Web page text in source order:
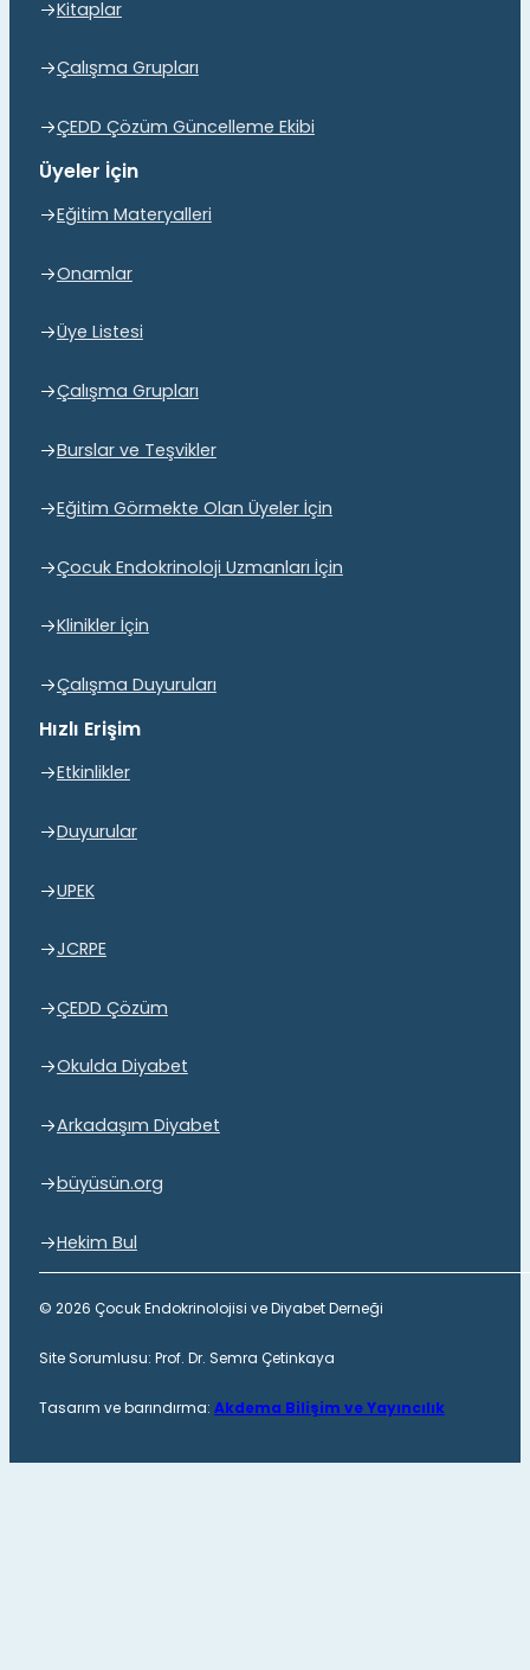
Kitaplar
Çalışma Grupları
ÇEDD Çözüm Güncelleme Ekibi
Üyeler İçin
Eğitim Materyalleri
Onamlar
Üye Listesi
Çalışma Grupları
Burslar ve Teşvikler
Eğitim Görmekte Olan Üyeler İçin
Çocuk Endokrinoloji Uzmanları İçin
Klinikler İçin
Çalışma Duyuruları
Hızlı Erişim
Etkinlikler
Duyurular
UPEK
JCRPE
ÇEDD Çözüm
Okulda Diyabet
Arkadaşım Diyabet
büyüsün.org
Hekim Bul
© 2026 Çocuk Endokrinolojisi ve Diyabet Derneği
Site Sorumlusu: Prof. Dr. Semra Çetinkaya
Tasarım ve barındırma: Akdema Bilişim ve Yayıncılık